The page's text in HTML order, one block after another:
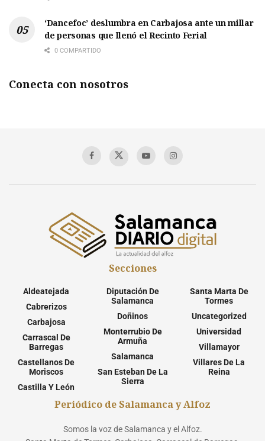
‘Dancefoc’ deslumbra en Carbajosa ante un millar
de personas que llenó el Recinto Ferial
0 COMPARTIDO
Conecta con nosotros
Secciones
Aldeatejada
Cabrerizos
Carbajosa
Carrascal De
Barregas
Castellanos De
Moriscos
Castilla Y León
Diputación De
Salamanca
Doñinos
Monterrubio De
Armuña
Salamanca
San Esteban De La
Sierra
Santa Marta De
Tormes
Uncategorized
Universidad
Villamayor
Villares De La
Reina
Periódico de Salamanca y Alfoz
Somos la voz de Salamanca y el Alfoz.